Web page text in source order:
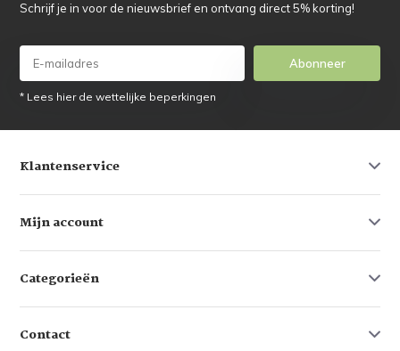
Schrijf je in voor de nieuwsbrief en ontvang direct 5% korting!
Abonneer
* Lees hier de wettelijke beperkingen
Klantenservice
Mijn account
Categorieën
Contact